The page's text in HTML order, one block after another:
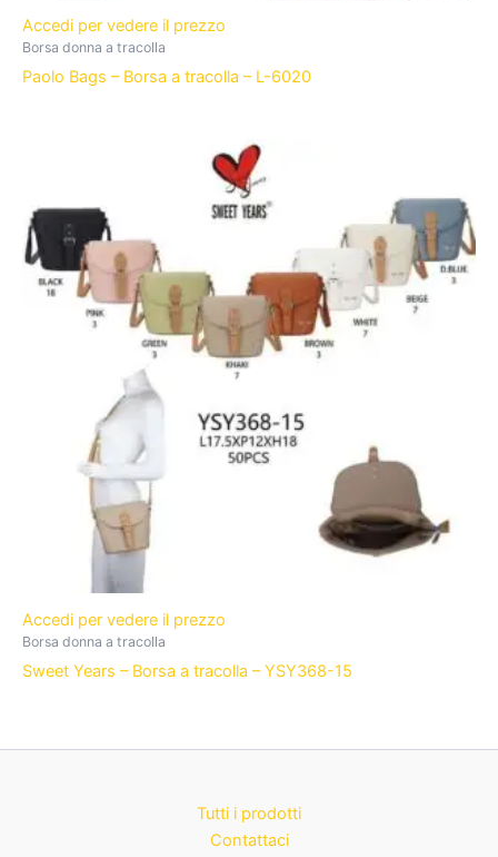
Accedi per vedere il prezzo
Borsa donna a tracolla
Paolo Bags – Borsa a tracolla – L-6020
Accedi per vedere il prezzo
Borsa donna a tracolla
Sweet Years – Borsa a tracolla – YSY368-15
Tutti i prodotti
Contattaci